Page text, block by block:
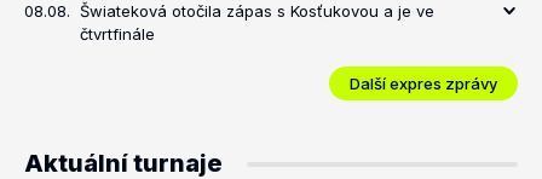
08.08. Šwiateková otočila zápas s Kosťukovou a je ve
čtvrtfinále
Další expres zprávy
Aktuální turnaje